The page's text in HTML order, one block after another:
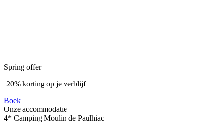
Spring offer
-20% korting op je verblijf
Boek
Onze accommodatie
4* Camping Moulin de Paulhiac